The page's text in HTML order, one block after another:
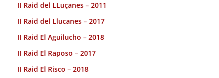
II Raid del LLuçanes – 2011
II Raid del Llucanes – 2017
II Raid El Aguilucho – 2018
II Raid El Raposo – 2017
II Raid El Risco – 2018